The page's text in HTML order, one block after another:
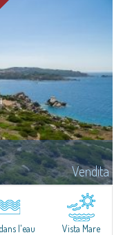
Vendita
in questa villa
a 180° sull' isola di
Bonifacio, la...
l'eau Vista Mare